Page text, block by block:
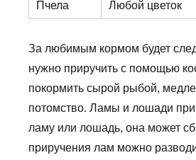
Пчела Любой цветок
За любимым кормом будет
нужно приручить с помощью
покормить сырой рыбой,
потомство. Ламы и лошади
ламу или лошадь, она может
приручения лам можно